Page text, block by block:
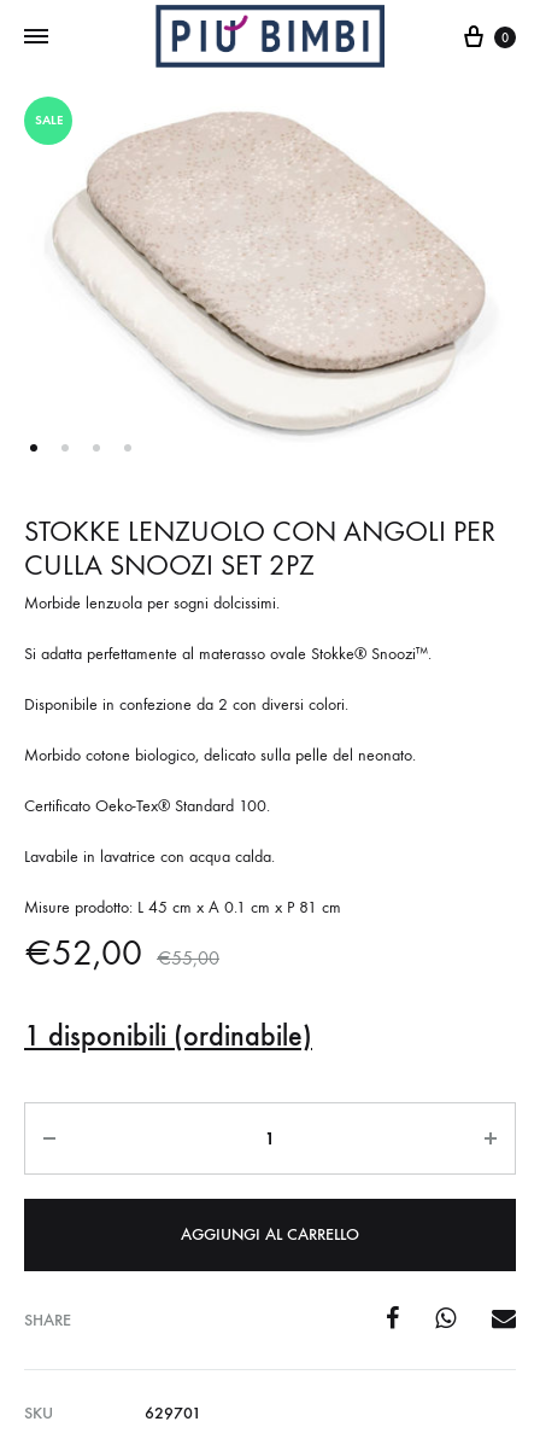
Cart
0
SALE
STOKKE LENZUOLO CON ANGOLI PER
CULLA SNOOZI SET 2PZ
Morbide lenzuola per sogni dolcissimi.
Si adatta perfettamente al materasso ovale Stokke® Snoozi™.
Disponibile in confezione da 2 con diversi colori.
Morbido cotone biologico, delicato sulla pelle del neonato.
Certificato Oeko-Tex® Standard 100.
Lavabile in lavatrice con acqua calda.
Misure prodotto: L 45 cm x A 0.1 cm x P 81 cm
€52,00 €55,00
1 disponibili (ordinabile)
AGGIUNGI AL CARRELLO
SHARE
SKU
629701